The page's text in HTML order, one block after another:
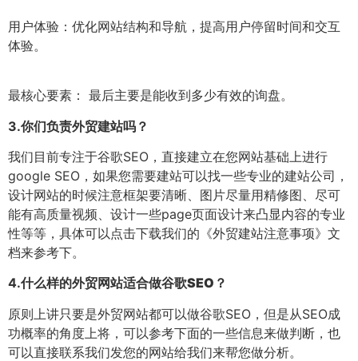
用户体验：优化网站结构和导航，提高用户停留时间和交互
体验。
最核心要素： 最后主要是能收到多少有效的询盘。
3.你们负责外贸建站吗？
我们目前专注于谷歌SEO，直接建立在您网站基础上进行
google SEO，如果您需要建站可以找一些专业的建站公司，
设计网站的时候注意框架要清晰、图片尽量用精修图、尽可
能有高质量视频、设计一些page页面设计来凸显内容的专业
性等等，具体可以点击下载我们的《外贸建站注意事项》文
档来参考下。
4.什么样的外贸网站适合做谷歌SEO？
原则上讲只要是外贸网站都可以做谷歌SEO，但是从SEO成
功概率的角度上将，可以参考下面的一些信息来做判断，也
可以直接联系我们发您的网站给我们来帮您做分析。